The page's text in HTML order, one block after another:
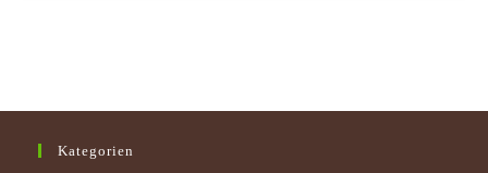
Den
Des
Kategorien